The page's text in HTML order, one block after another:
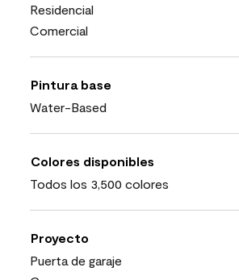
Residencial
Comercial
Pintura base
Water-Based
Colores disponibles
Todos los 3,500 colores
Proyecto
Puerta de garaje